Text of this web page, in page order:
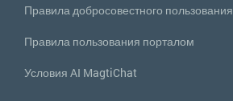
Правила добросовестного пользования
Правила пользования порталом
Условия AI MagtiChat